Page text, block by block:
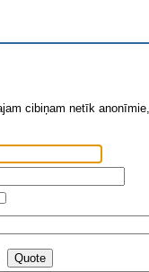
cibiņam netīk